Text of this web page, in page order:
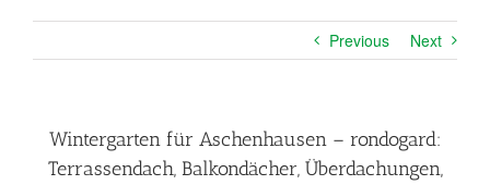
Previous Next
Wintergarten für Aschenhausen – rondogard:
Terrassendach, Balkondächer, Überdachungen,